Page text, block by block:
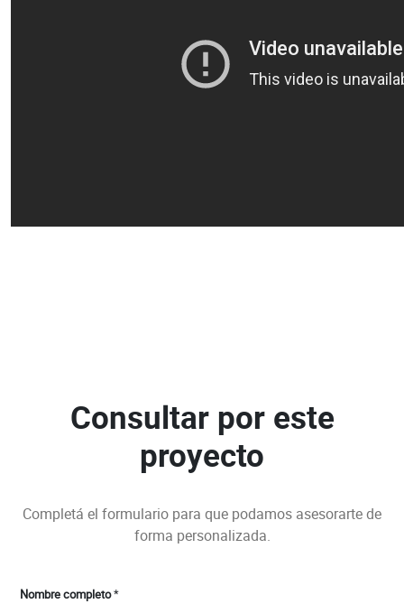
Consultar por este
proyecto
Completá el formulario para que podamos asesorarte de
forma personalizada.
Nombre completo*